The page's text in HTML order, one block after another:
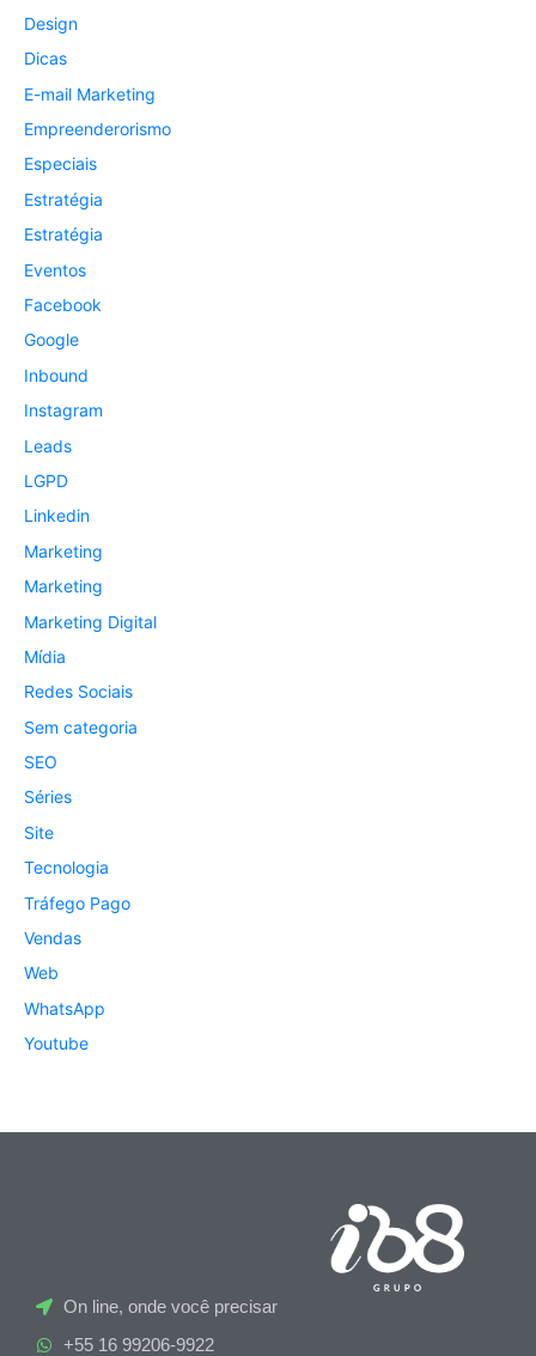
Design
Dicas
E-mail Marketing
Empreenderorismo
Especiais
Estratégia
Estratégia
Eventos
Facebook
Google
Inbound
Instagram
Leads
LGPD
Linkedin
Marketing
Marketing
Marketing Digital
Mídia
Redes Sociais
Sem categoria
SEO
Séries
Site
Tecnologia
Tráfego Pago
Vendas
Web
WhatsApp
Youtube
On line, onde você precisar
+55 16 99206-9922